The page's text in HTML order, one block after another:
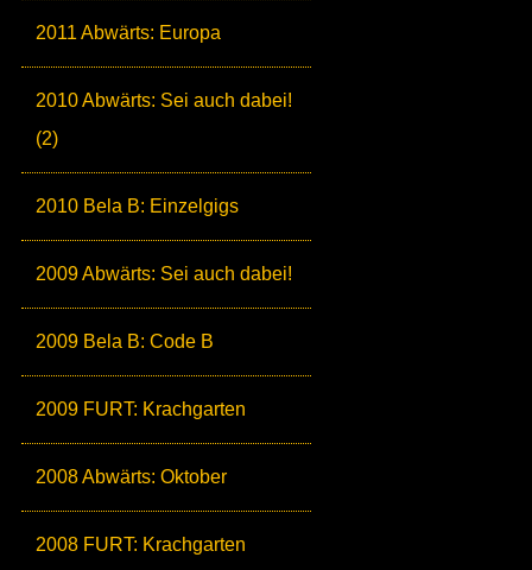
2011 Abwärts: Europa
2010 Abwärts: Sei auch dabei!
(2)
2010 Bela B: Einzelgigs
2009 Abwärts: Sei auch dabei!
2009 Bela B: Code B
2009 FURT: Krachgarten
2008 Abwärts: Oktober
2008 FURT: Krachgarten